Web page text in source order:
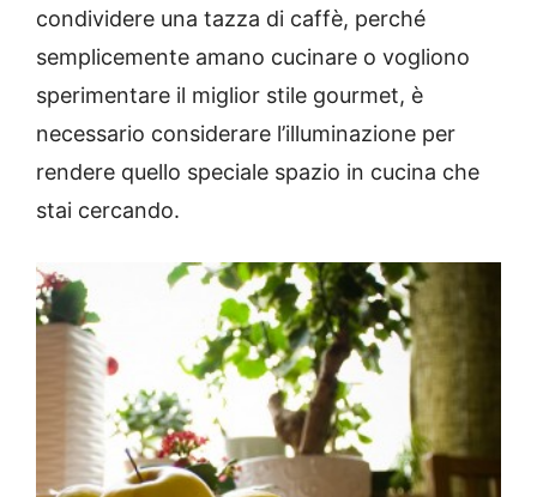
condividere una tazza di caffè, perché
semplicemente amano cucinare o vogliono
sperimentare il miglior stile gourmet, è
necessario considerare l’illuminazione per
rendere quello speciale spazio in cucina che
stai cercando.